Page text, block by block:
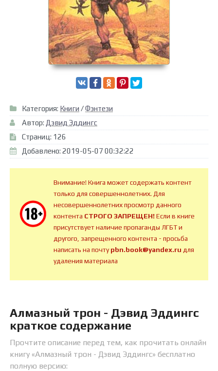
Категория: Книги /Фэнтези
Автор: Дэвид Эддингс
Страниц: 126
Добавлено: 2019-05-07 00:32:22
Внимание! Книга может содержать контент
только для совершеннолетних. Для
несовершеннолетних просмотр данного
контента СТРОГО ЗАПРЕЩЕН!Если в книге
присутствует наличие пропаганды ЛГБТ и
другого, запрещенного контента - просьба
написать на почтуpbn.book@yandex.ru для
удаления материала
Алмазный трон - Дэвид Эддингс
краткое содержание
Прочтите описание перед тем, как прочитать онлайн
книгу «Алмазный трон - Дэвид Эддингс» бесплатно
полную версию: